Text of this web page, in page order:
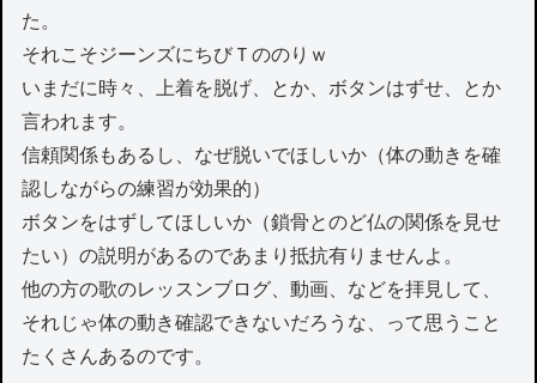
た。
それこそジーンズにちびＴののりｗ
いまだに時々、上着を脱げ、とか、ボタンはずせ、とか
言われます。
信頼関係もあるし、なぜ脱いでほしいか（体の動きを確
認しながらの練習が効果的）
ボタンをはずしてほしいか（鎖骨とのど仏の関係を見せ
たい）の説明があるのであまり抵抗有りませんよ。
他の方の歌のレッスンブログ、動画、などを拝見して、
それじゃ体の動き確認できないだろうな、って思うこと
たくさんあるのです。